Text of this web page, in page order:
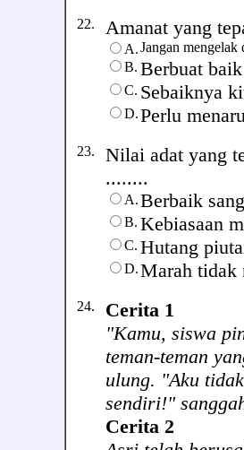
22. Amanat yang
A.Jangan
B. Berbuat
C. Sebaiknya
D.Perlu
23. Nilai adat yang
........
A.Berbaik
B. Kebiasaan
C. Hutang
D.Marah tidak
24. Cerita 1
"Kamu, siswa
teman-teman
ulung. "Aku
sendiri!"
Cerita 2